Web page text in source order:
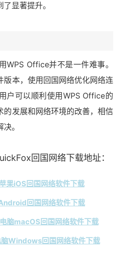
显著提升。
WPS Office并不是一件难事。
版本，使用回国网络优化网络连
户可以顺利使用WPS Office的
的发展和网络环境的改善，相信
。
回国网络下载地址：
果iOS回国网络软件下载
回国网络软件下载
脑macOS回国网络软件下载
Windows回国网络软件下载